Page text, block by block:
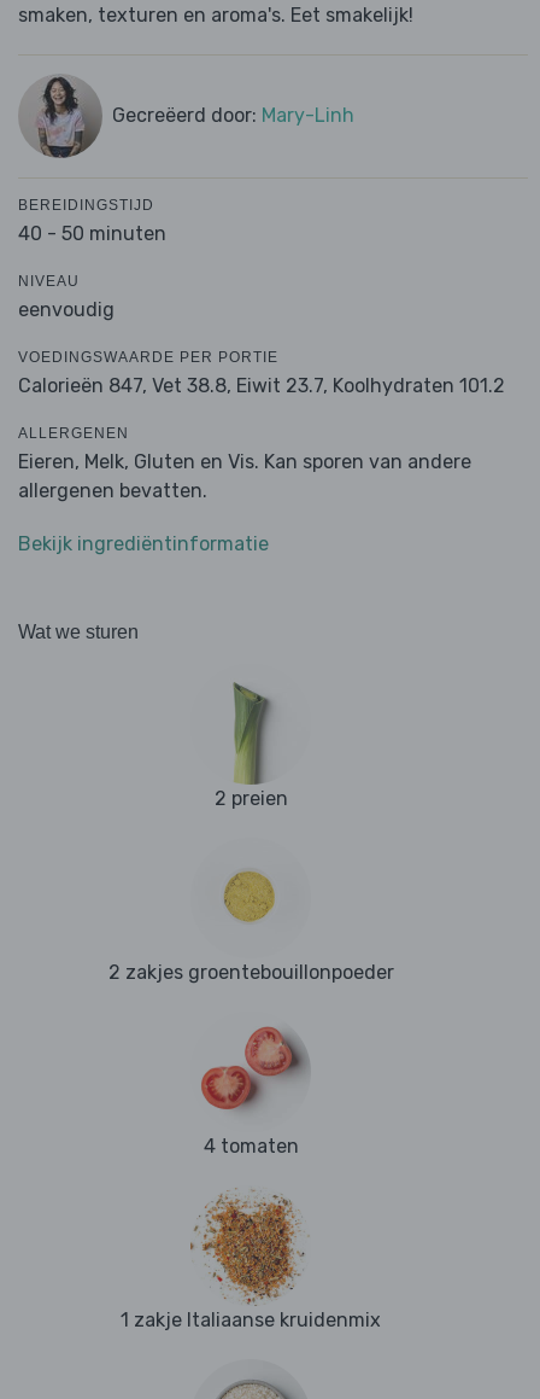
smaken, texturen en aroma's. Eet smakelijk!
Gecreëerd door: Mary-Linh
BEREIDINGSTIJD
40 - 50 minuten
NIVEAU
eenvoudig
VOEDINGSWAARDE PER PORTIE
Calorieën 847, Vet 38.8, Eiwit 23.7, Koolhydraten 101.2
ALLERGENEN
Eieren, Melk, Gluten en Vis. Kan sporen van andere
allergenen bevatten.
Bekijk ingrediëntinformatie
Wat we sturen
2 preien
2 zakjes groentebouillonpoeder
4 tomaten
1 zakje Italiaanse kruidenmix